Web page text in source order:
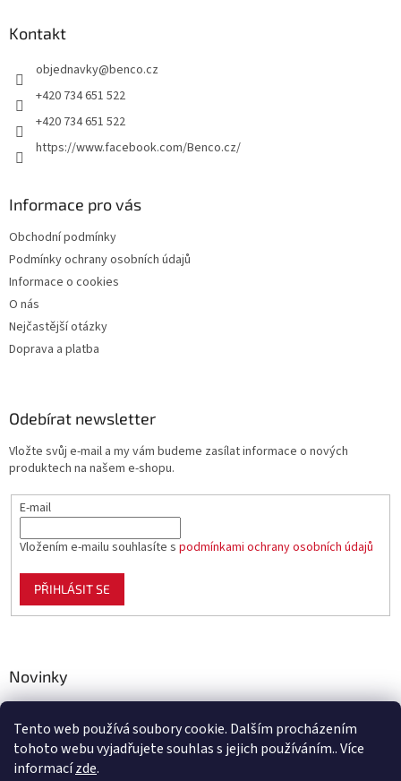
Tento web používá soubory cookie. Dalším procházením
tohoto webu vyjadřujete souhlas s jejich používáním.. Více
informacízde.
Kontakt
objednavky@benco.cz
+420 734 651 522
+420 734 651 522
https://www.facebook.com/Benco.cz/
Informace pro vás
Obchodní podmínky
Podmínky ochrany osobních údajů
Informace o cookies
O nás
Nejčastější otázky
Doprava a platba
Odebírat newsletter
Vložte svůj e-mail a my vám budeme zasílat informace o nových
produktech na našem e-shopu.
E-mail
Vložením e-mailu souhlasíte s podmínkami ochrany osobních údajů
PŘIHLÁSIT SE
Novinky
zahradu, chov i domácnost